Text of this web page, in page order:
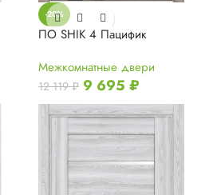
-20%
ПО SHIK 4 Пацифик
Межкомнатные двери
12 119₽ 9 695 ₽